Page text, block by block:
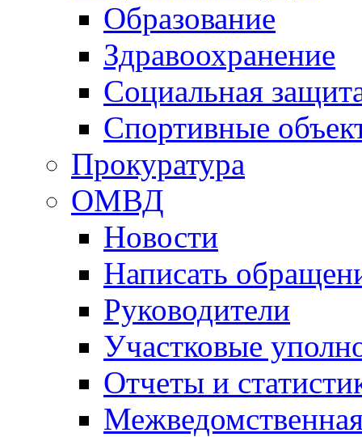
Образование
Здравоохранение
Социальная
Спортивные
Прокуратура
ОМВД
Новости
Написать
Руководители
Участковые
Отчеты и